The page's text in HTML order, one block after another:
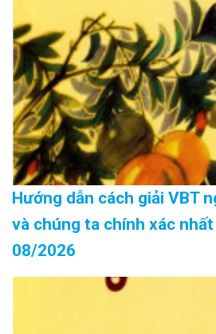
Hướng dẫn cách giải VBT
và chúng ta chính xác
08/2026